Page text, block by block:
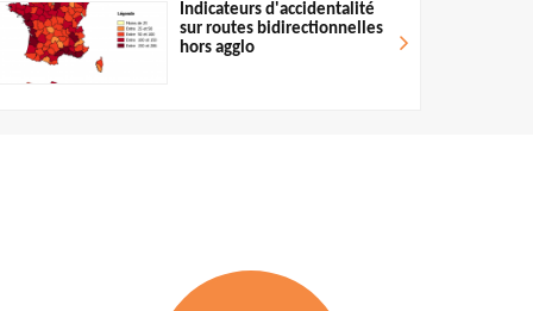
Indicateurs d'accidentalité
sur routes bidirectionnelles
hors agglo